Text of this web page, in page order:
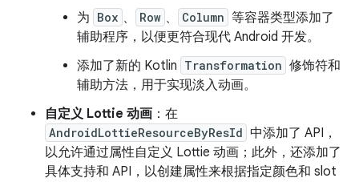
为 Box 、 Row 、 Column 等容器类型添加了
辅助程序，以便更符合现代 Android 开发。
添加了新的 Kotlin Transformation 修饰符和
辅助方法，用于实现淡入动画。
自定义 Lottie 动画 ：在
AndroidLottieResourceByResId 中添加了 API，
以允许通过属性自定义 Lottie 动画；此外，还添加了
具体支持和 API，以创建属性来根据指定颜色和 slot